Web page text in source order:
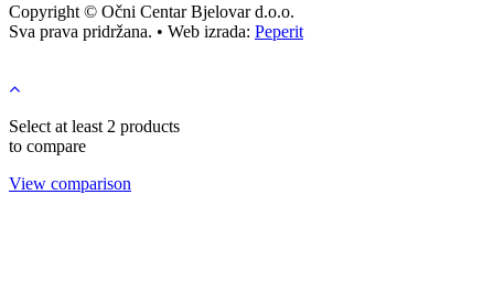
Copyright © Očni Centar Bjelovar d.o.o.
Sva prava pridržana. • Web izrada: Peperit
Select at least 2 products
to compare
View comparison